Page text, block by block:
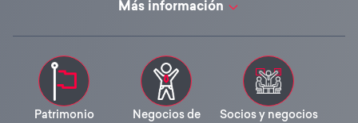
Más información
Patrimonio
Negocios de
Socios y negocios